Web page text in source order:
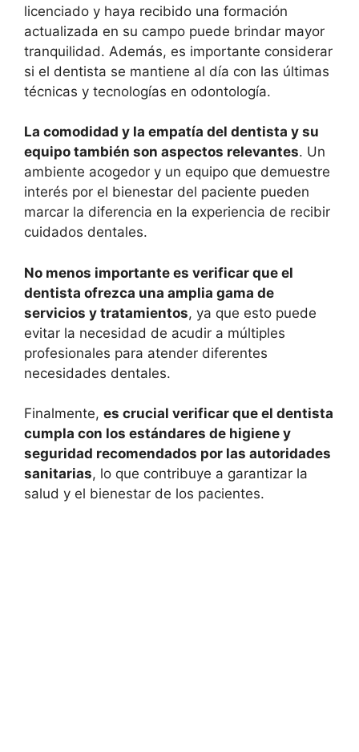
licenciado y haya recibido una formación
actualizada en su campo puede brindar mayor
tranquilidad. Además, es importante considerar
si el dentista se mantiene al día con las últimas
técnicas y tecnologías en odontología.
La comodidad y la empatía del dentista y su
equipo también son aspectos relevantes. Un
ambiente acogedor y un equipo que demuestre
interés por el bienestar del paciente pueden
marcar la diferencia en la experiencia de recibir
cuidados dentales.
No menos importante es verificar que el
dentista ofrezca una amplia gama de
servicios y tratamientos, ya que esto puede
evitar la necesidad de acudir a múltiples
profesionales para atender diferentes
necesidades dentales.
Finalmente, es crucial verificar que el dentista
cumpla con los estándares de higiene y
seguridad recomendados por las autoridades
sanitarias, lo que contribuye a garantizar la
salud y el bienestar de los pacientes.